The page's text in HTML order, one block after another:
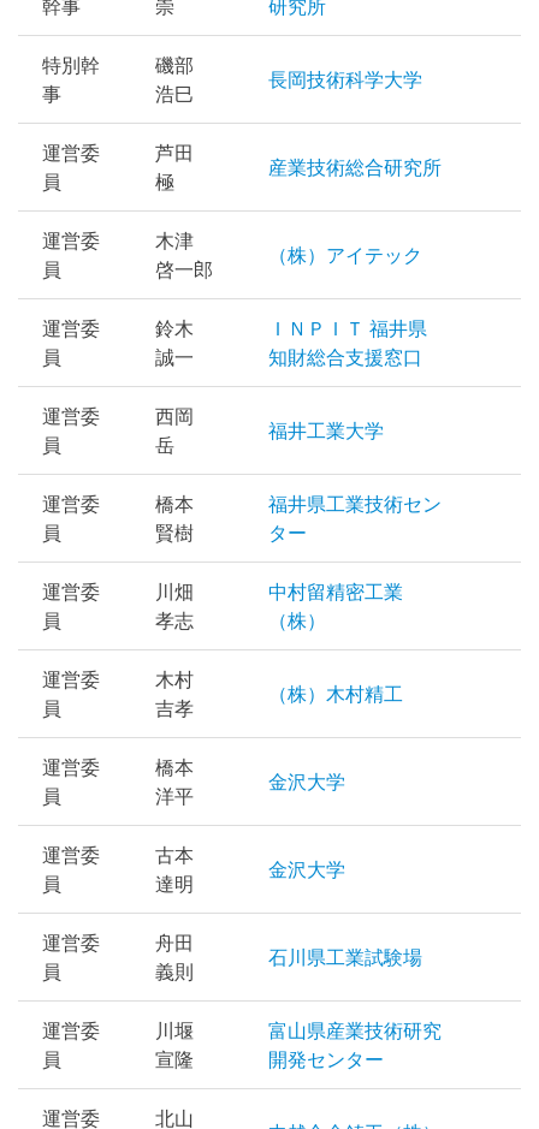
幹事
崇
研究所
特別幹
事
磯部
浩巳
長岡技術科学大学
運営委
員
芦田
極
産業技術総合研究所
運営委
員
木津
啓一郎
（株）アイテック
運営委
員
鈴木
誠一
ＩＮＰＩＴ 福井県
知財総合支援窓口
運営委
員
西岡
岳
福井工業大学
運営委
員
橋本
賢樹
福井県工業技術セン
ター
運営委
員
川畑
孝志
中村留精密工業
（株）
運営委
員
木村
吉孝
（株）木村精工
運営委
員
橋本
洋平
金沢大学
運営委
員
古本
達明
金沢大学
運営委
員
舟田
義則
石川県工業試験場
運営委
員
川堰
宣隆
富山県産業技術研究
開発センター
運営委 北山